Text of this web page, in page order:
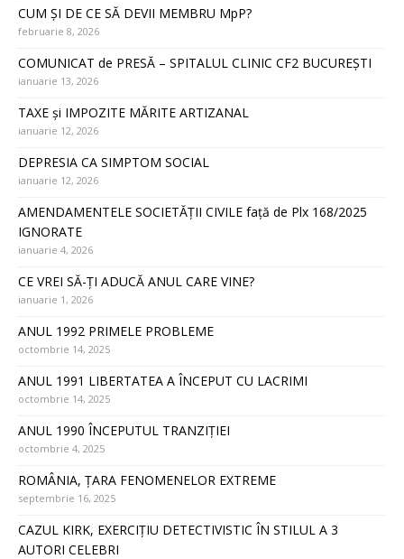
CUM ȘI DE CE SĂ DEVII MEMBRU MpP?
februarie 8, 2026
COMUNICAT de PRESĂ – SPITALUL CLINIC CF2 BUCUREȘTI
ianuarie 13, 2026
TAXE și IMPOZITE MĂRITE ARTIZANAL
ianuarie 12, 2026
DEPRESIA CA SIMPTOM SOCIAL
ianuarie 12, 2026
AMENDAMENTELE SOCIETĂȚII CIVILE față de Plx 168/2025
IGNORATE
ianuarie 4, 2026
CE VREI SĂ-ȚI ADUCĂ ANUL CARE VINE?
ianuarie 1, 2026
ANUL 1992 PRIMELE PROBLEME
octombrie 14, 2025
ANUL 1991 LIBERTATEA A ÎNCEPUT CU LACRIMI
octombrie 14, 2025
ANUL 1990 ÎNCEPUTUL TRANZIȚIEI
octombrie 4, 2025
ROMÂNIA, ȚARA FENOMENELOR EXTREME
septembrie 16, 2025
CAZUL KIRK, EXERCIȚIU DETECTIVISTIC ÎN STILUL A 3
AUTORI CELEBRI